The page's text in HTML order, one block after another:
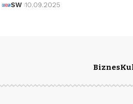
SW 10.09.2025
Biznes